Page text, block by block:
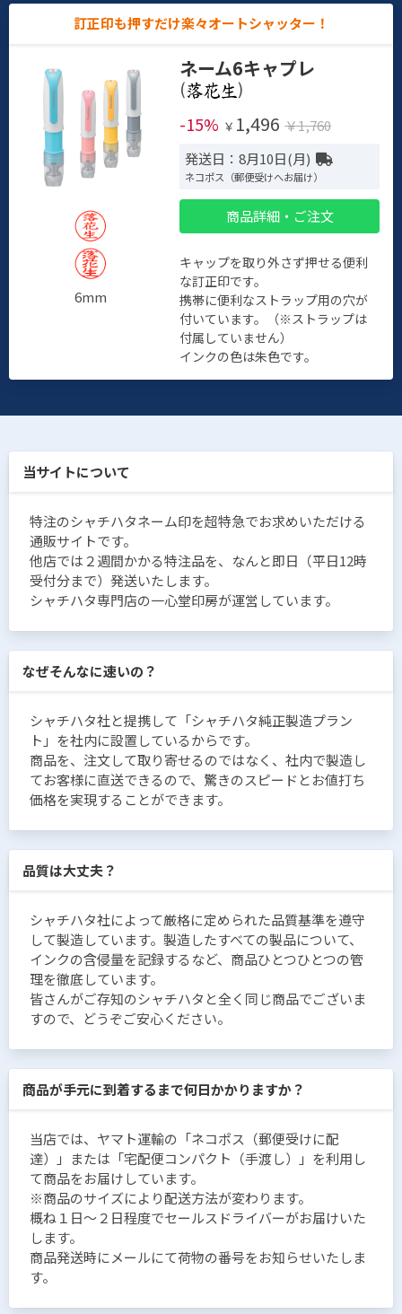
訂正印も押すだけ楽々オートシャッター！
6mm
ネーム6キャプレ
(
)
-15% ￥ 1,496 ￥1,760
発送日：8月10日(月)
ネコポス（郵便受けへお届け）
商品詳細・ご注文
キャップを取り外さず押せる便利
な訂正印です。
携帯に便利なストラップ用の穴が
付いています。（※ストラップは
付属していません）
インクの色は朱色です。
当サイトについて
特注のシャチハタネーム印を超特急でお求めいただける
通販サイトです。
他店では２週間かかる特注品を、なんと即日（平日12時
受付分まで）発送いたします。
シャチハタ専門店の一心堂印房が運営しています。
なぜそんなに速いの？
シャチハタ社と提携して「シャチハタ純正製造プラン
ト」を社内に設置しているからです。
商品を、注文して取り寄せるのではなく、社内で製造し
てお客様に直送できるので、驚きのスピードとお値打ち
価格を実現することができます。
品質は大丈夫？
シャチハタ社によって厳格に定められた品質基準を遵守
して製造しています。製造したすべての製品について、
インクの含侵量を記録するなど、商品ひとつひとつの管
理を徹底しています。
皆さんがご存知のシャチハタと全く同じ商品でございま
すので、どうぞご安心ください。
商品が手元に到着するまで何日かかりますか？
当店では、ヤマト運輸の「ネコポス（郵便受けに配
達）」または「宅配便コンパクト（手渡し）」を利用し
て商品をお届けしています。
※商品のサイズにより配送方法が変わります。
概ね１日〜２日程度でセールスドライバーがお届けいた
します。
商品発送時にメールにて荷物の番号をお知らせいたしま
す。